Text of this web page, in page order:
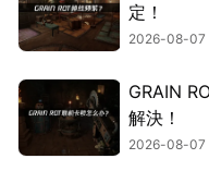
定！
2026-08-07
GRAIN
解決！
2026-08-07